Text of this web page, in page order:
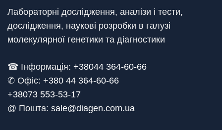
Лабораторні дослідження, аналізи і тести,
дослідження, наукові розробки в галузі
молекулярної генетики та діагностики
☎ Інформація: +38044 364-60-66
✆ Офіс: +380 44 364-60-66
+38073 553-53-17
@ Пошта: sale@diagen.com.ua